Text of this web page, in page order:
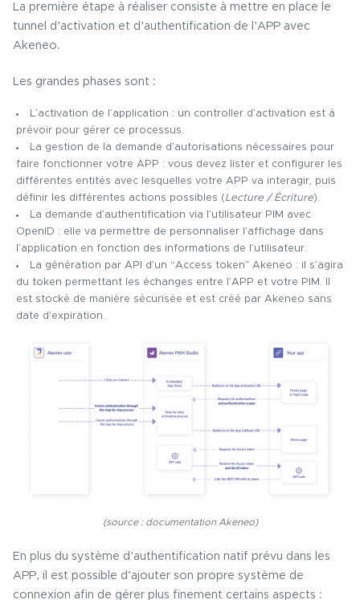
La première étape à réaliser consiste à mettre en place le
tunnel d’activation et d’authentification de l’APP avec
Akeneo.
Les grandes phases sont :
L’activation de l’application : un controller d’activation est à
prévoir pour gérer ce processus.
La gestion de la demande d’autorisations nécessaires pour
faire fonctionner votre APP : vous devez l ister et configurer les
différentes entités avec lesquelles votre APP va interagir, puis
d éfinir les différentes actions possibles (Lecture / Écriture).
La demande d’authentification via l’utilisateur PIM avec
OpenID : elle va permettre de personnaliser l’affichage dans
l’application en fonction des informations de l’utilisateur.
La génération par API d’un “Access token” Akeneo : il s’agira
du token permettant les échanges entre l’APP et votre PIM. Il
est stocké de manière sécurisée et est créé par Akeneo sans
date d’expiration.
(source : documentation Akeneo)
En plus du système d’authentification natif prévu dans les
APP, il est possible d’ajouter son propre système de
connexion afin de gérer plus finement certains aspects :